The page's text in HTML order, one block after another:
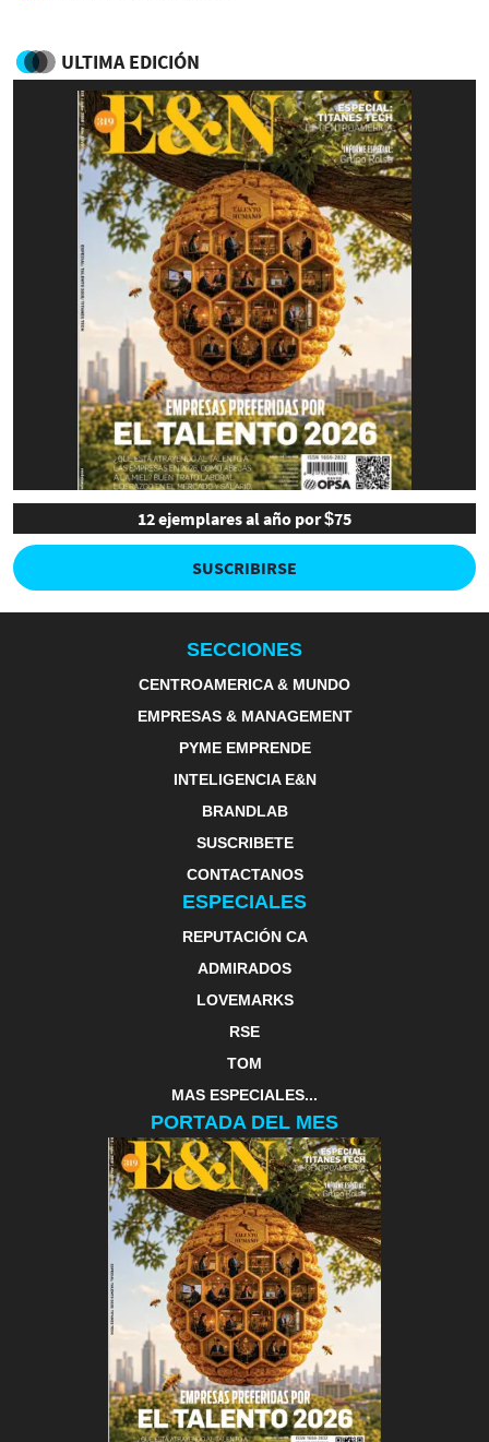
ULTIMA EDICIÓN
12 ejemplares al año por $75
SUSCRIBIRSE
SECCIONES
CENTROAMERICA & MUNDO
EMPRESAS & MANAGEMENT
PYME EMPRENDE
INTELIGENCIA E&N
BRANDLAB
SUSCRIBETE
CONTACTANOS
ESPECIALES
REPUTACIÓN CA
ADMIRADOS
LOVEMARKS
RSE
TOM
MAS ESPECIALES...
PORTADA DEL MES